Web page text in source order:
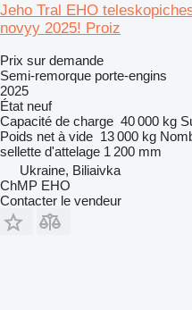
Jeho Tral EHO
novyy 2025! Proiz
Prix sur demande
Semi-remorque porte-engins
2025
État neuf
Capacité de charge 40 000 kg
Poids net à vide 13 000 kg
sellette d'attelage 1 200 mm
Ukraine, Biliaivka
ChMP EHO
Contacter le vendeur